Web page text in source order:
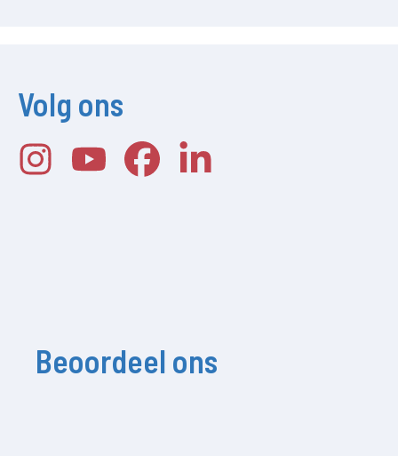
Volg ons
Beoordeel ons